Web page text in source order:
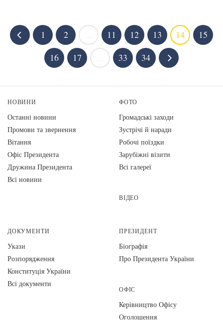
1 2 11 12 13 14
15
16
17 33 34
НОВИНИ
Останні новини
Промови та звернення
Вiтання
Офіс Президента
Дружина Президента
Всі новини
ФОТО
Громадські заходи
Зустрічі й наради
Робочі поїздки
Зарубіжні візити
Всі галереї
ВІДЕО
ДОКУМЕНТИ
Укази
Розпорядження
Конституція України
Всі документи
ПРЕЗИДЕНТ
Біографія
Про Президента України
ОФІС
Керівництво Офісу
Оголошення